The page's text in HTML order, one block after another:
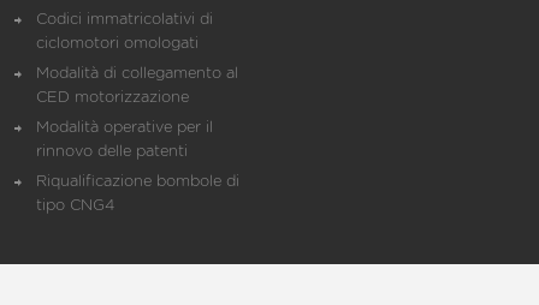
Codici immatricolativi di
ciclomotori omologati
Modalità di collegamento al
CED motorizzazione
Modalità operative per il
rinnovo delle patenti
Riqualificazione bombole di
tipo CNG4